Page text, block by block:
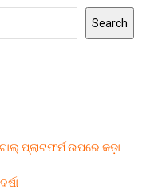
Search
ପ୍ଲାଟଫର୍ମ ଉପରେ କଡ଼ା